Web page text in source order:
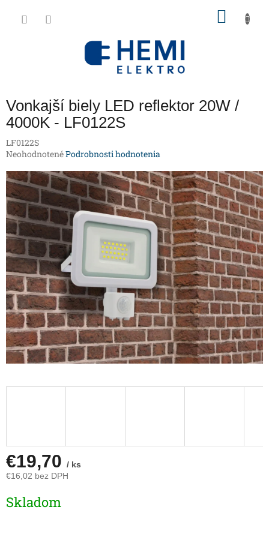
Vonkajší biely LED reflektor 20W /
4000K - LF0122S
LF0122S
Priemerné
produktu
je
0,0
z
5
hviezdičiek.
NeohodnotenéPodrobnosti hodnotenia
€19,70 / ks
€16,02 bez DPH
cena:
Skladom